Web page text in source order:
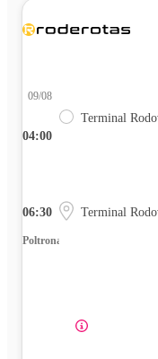
04:00
09/08
Terminal
06:30 Terminal
Poltrona